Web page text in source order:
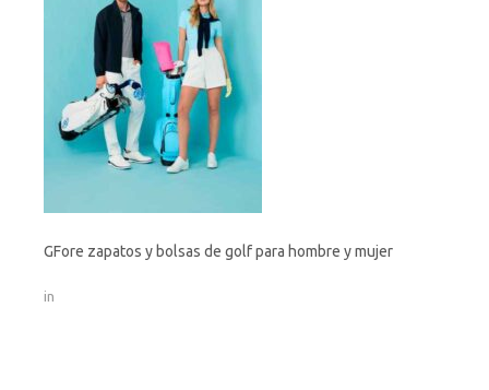
GFore zapatos y bolsas de golf para hombre y mujer
in